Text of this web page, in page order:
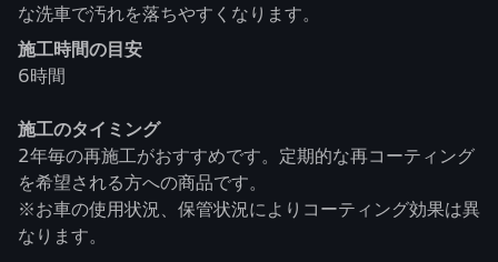
な洗車で汚れを落ちやすくなります。
施工時間の目安
6時間
施工のタイミング
2年毎の再施工がおすすめです。定期的な再コーティング
を希望される方への商品です。
※お車の使用状況、保管状況によりコーティング効果は異
なります。